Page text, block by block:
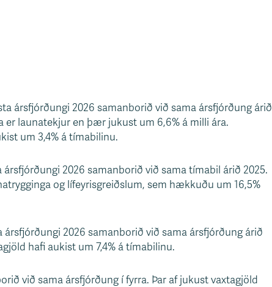
ársfjórðungi 2026 samanborið við sama ársfjórðung árið
er launatekjur en þær jukust um 6,6% á milli ára.
um 3,4% á tímabilinu.
2026 samanborið við sama tímabil árið 2025.
og lífeyrisgreiðslum, sem hækkuðu um 16,5%
2026 samanborið við sama ársfjórðung árið
hafi aukist um 7,4% á tímabilinu.
við sama ársfjórðung í fyrra. Þar af jukust vaxtagjöld